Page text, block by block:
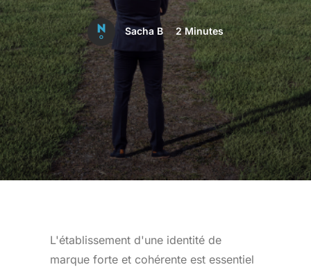
Sacha B 2 Minutes
L'établissement d'une identité de
marque forte et cohérente est essentiel